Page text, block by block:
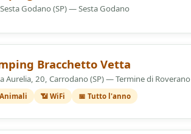
Godano (SP) — Sesta Godano
Bracchetto Vetta
Aurelia, 20, Carrodano (SP) — Termine di Roverano
📶 WiFi 📅 Tutto l'anno